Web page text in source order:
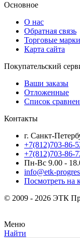
Основное
О нас
Обратная связь
Торговые марки
Карта сайта
Покупательский
Ваши заказы
Отложенные
Список
Контакты
г. Санкт-
+7(812)703-86-
+7(812)703-86-
Пн-Вс 9.00 -
info@etk-
Посмотреть на
© 2009 - 2026 ЭТК
Меню
Найти